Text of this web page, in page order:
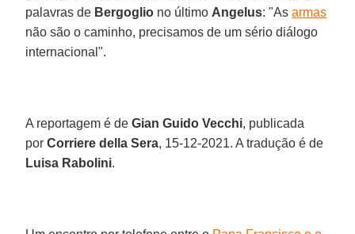
palavras de Bergoglio no último Angelus: "Asarmas
não são o caminho, precisamos de um sério diálogo
internacional".
A reportagem é deGian Guido Vecchi, publicada
porCorriere della Sera, 15-12-2021. A tradução é de
Luisa Rabolini.